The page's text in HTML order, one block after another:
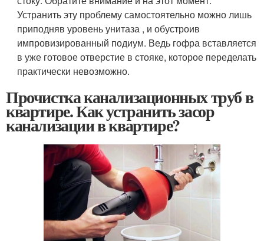
Устранить эту проблему самостоятельно можно лишь
приподняв уровень унитаза , и обустроив
импровизированный подиум. Ведь гофра вставляется
в уже готовое отверстие в стояке, которое переделать
практически невозможно.
Прочистка канализационных труб в
квартире. Как устранить засор
канализации в квартире?